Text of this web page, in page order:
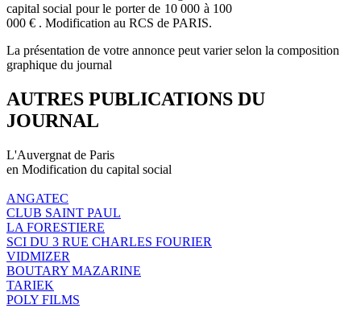
capital social pour le porter de 10 000 à 100
000 € . Modification au RCS de PARIS.
La présentation de votre annonce peut varier selon la composition
graphique du journal
AUTRES PUBLICATIONS DU
JOURNAL
L'Auvergnat de Paris
en Modification du capital social
ANGATEC
CLUB SAINT PAUL
LA FORESTIERE
SCI DU 3 RUE CHARLES FOURIER
VIDMIZER
BOUTARY MAZARINE
TARIEK
POLY FILMS